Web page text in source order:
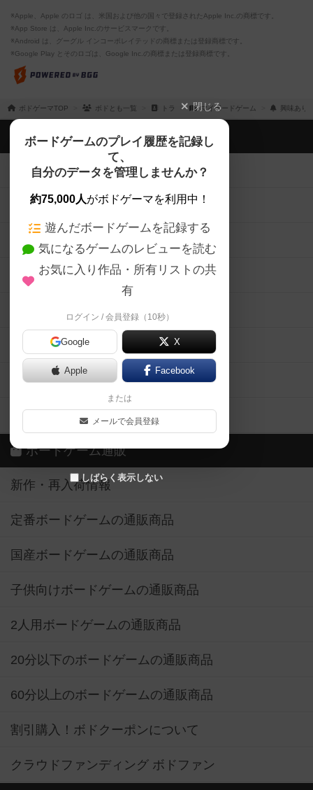
※Apple、Apple のロゴ は、米国および他の国々で登録されたApple Inc.の商標です。
※App Store は、Apple Inc.のサービスマークです。
※Android は、グーグル インコーポレイテッドの商標または登録商標です。
※Google Play とそのロゴは、Google Inc.の商標または登録商標です。
ボドゲーマTOP ボドとも一覧 トラ マイボードゲーム 興味あり
閉じる
ボードゲームのプレイ履歴を記録し
て、
自分のデータを管理しませんか？
約75,000人がボドゲーマを利用中！
遊んだボードゲームを記録する
気になるゲームのレビューを読む
お気に入り作品・所有リストの共
有
ログイン / 会員登録（10秒）
Google X
Apple Facebook
または
メールで会員登録
しばらく表示しない
ボドゲーマTOP
ボードゲームを検索する
ボードゲームの新着レビュー
ボードゲーム会情報
メカニクス特集
掲示板・トピックス
ボドとも・会員一覧
ボードゲーム業界コラム
ボドゲーマご利用案内
ボードゲーム通販
新作・再入荷情報
定番ボードゲームの通販商品
国産ボードゲームの通販商品
子供向けボードゲームの通販商品
2人用ボードゲームの通販商品
20分以下のボードゲームの通販商品
60分以上のボードゲームの通販商品
割引購入！ボドクーポンについて
クラウドファンディング ボドファン